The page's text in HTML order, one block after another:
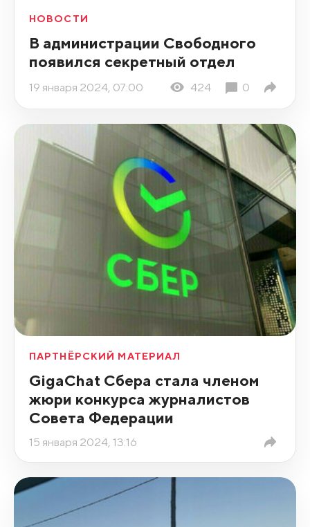
НОВОСТИ
В администрации Свободного
появился секретный отдел
19 января 2024, 07:00 424 0
ПАРТНЁРСКИЙ МАТЕРИАЛ
GigaChat Сбера стала членом
жюри конкурса журналистов
Совета Федерации
15 января 2024, 13:16